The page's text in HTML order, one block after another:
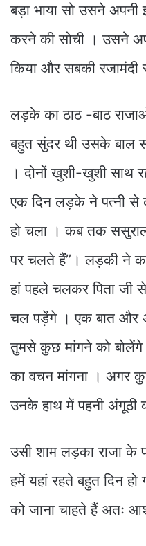
बड़ा भाया सो उसने अपनी
करने की सोची । उसने
किया और सबकी रजामंदी
लड़के का ठाठ -बाठ
बहुत सुंदर थी उसके बाल
। दोनों खुशी-खुशी साथ
एक दिन लड़के ने पत्नी से
हो चला । कब तक
पर चलते हैं”। लड़की ने
हां पहले चलकर पिता
चल पड़ेंगे । एक बात और
तुमसे कुछ मांगने को
का वचन मांगना । अगर
उनके हाथ में पहनी अंगूठी
उसी शाम लड़का राजा के
हमें यहां रहते बहुत दिन
को जाना चाहते हैं अतः